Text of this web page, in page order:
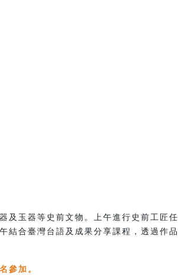
及玉器等史前文物。上午進行史前工匠任
結合臺灣台語及成果分享課程，透過作品
參加。